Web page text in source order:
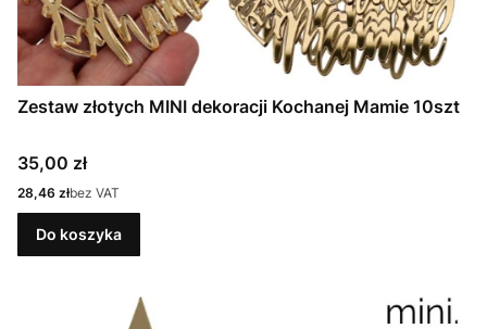
Zestaw złotych MINI dekoracji Kochanej Mamie 10szt
Cena
35,00 zł
Cena
28,46 złbez VAT
Do koszyka